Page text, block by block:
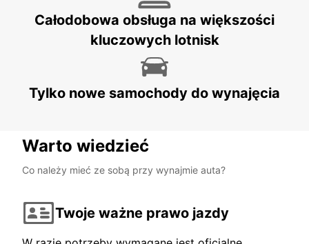
POINTE NOIRE - CONGO
Całodobowa obsługa na większości
kluczowych lotnisk
Tylko nowe samochody do wynajęcia
Warto wiedzieć
Co należy mieć ze sobą przy wynajmie auta?
Twoje ważne prawo jazdy